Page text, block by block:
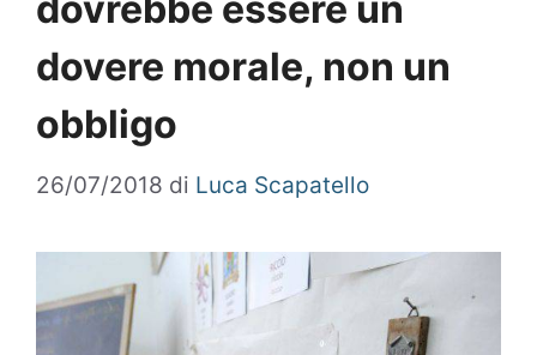
dovrebbe essere un
dovere morale, non un
obbligo
26/07/2018 di Luca Scapatello